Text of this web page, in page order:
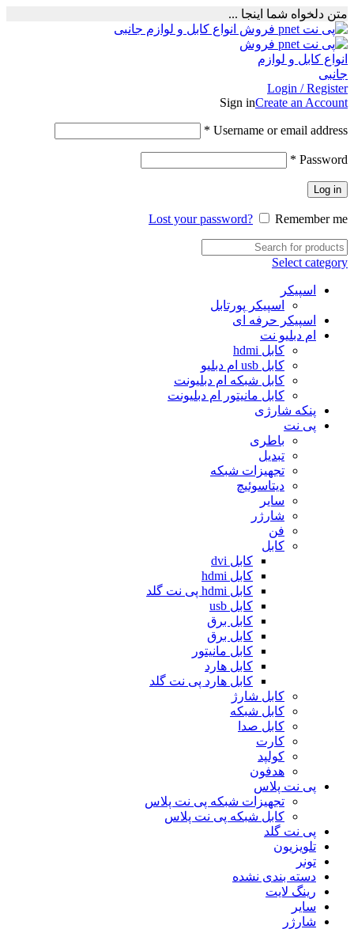
متن دلخواه شما اینجا ...
Login / Register
Sign inCreate an Account
Username or email address
*
Password
*
Log in
Lost your password? Remember me
Select category
اسپیکر
اسپیکر پورتابل
اسپیکر حرفه ای
ام دبلیو نت
کابل hdmi
کابل usb ام دبلیو
کابل شبکه ام دبلیونت
کابل مانیتور ام دبلیونت
پنکه شارژی
پی نت
باطری
تبدیل
تجهیزات شبکه
دیتاسوئیچ
سایر
شارژر
فن
کابل
کابل dvi
کابل hdmi
کابل hdmi پی نت گلد
کابل usb
کابل برق
کابل برق
کابل مانیتور
کابل هارد
کابل هارد پی نت گلد
کابل شارژ
کابل شبکه
کابل صدا
کارت
کولپد
هدفون
پی نت پلاس
تجهیزات شبکه پی نت پلاس
کابل شبکه پی نت پلاس
پی نت گلد
تلویزیون
تونر
دسته بندی نشده
رینگ لایت
سایر
شارژر